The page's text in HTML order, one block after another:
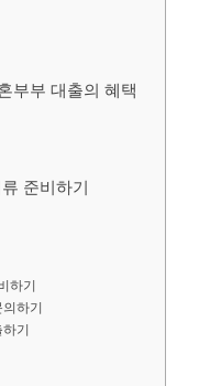
부부 대출의 혜택
준비하기
하기
하기
기